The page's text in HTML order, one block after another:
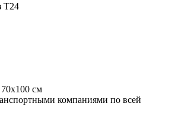
Т24
см
компаниями по всей